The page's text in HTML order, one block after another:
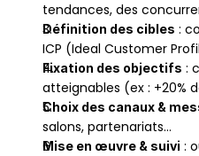
tendances, des
Définition des cibles :
ICP (Ideal Customer
Fixation des objectifs :
atteignables (ex : +20%
Choix des canaux &
salons, partenariats…
Mise en œuvre & suivi :